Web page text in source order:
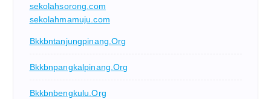
sekolahsorong.com
sekolahmamuju.com
Bkkbntanjungpinang.org
Bkkbnpangkalpinang.org
Bkkbnbengkulu.org